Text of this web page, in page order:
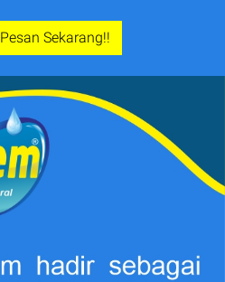
Pesan Sekarang!!